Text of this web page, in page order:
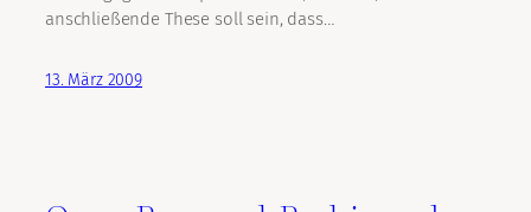
anschließende These soll sein, dass…
13. März 2009